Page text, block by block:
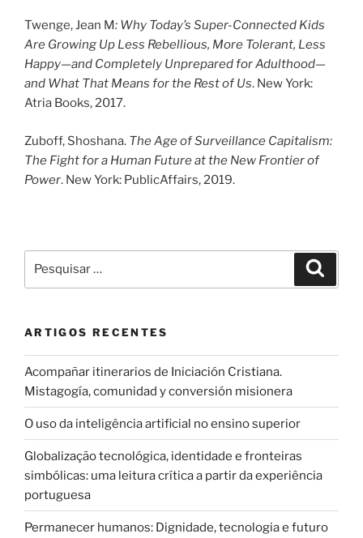
Twenge, Jean M: Why Today’s Super-Connected Kids
Are Growing Up Less Rebellious, More Tolerant, Less
Happy—and Completely Unprepared for Adulthood—
and What That Means for the Rest of Us. New York:
Atria Books, 2017.
Zuboff, Shoshana. The Age of Surveillance Capitalism:
The Fight for a Human Future at the New Frontier of
Power. New York: PublicAffairs, 2019.
por:
ARTIGOS RECENTES
Acompañar itinerarios de Iniciación Cristiana.
Mistagogía, comunidad y conversión misionera
O uso da inteligência artificial no ensino superior
Globalização tecnológica, identidade e fronteiras
simbólicas: uma leitura crítica a partir da experiência
portuguesa
Permanecer humanos: Dignidade, tecnologia e futuro